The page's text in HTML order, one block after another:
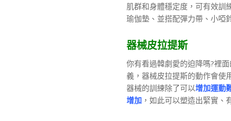
肌群和身體穩定度，可有效訓
瑜伽墊、並搭配彈力帶、小啞
器械皮拉提斯
你有看過韓劇愛的迫降嗎?裡
義，器械皮拉提斯的動作會使
器械的訓練除了可以增加運動
增加 ，如此可以塑造出緊實、